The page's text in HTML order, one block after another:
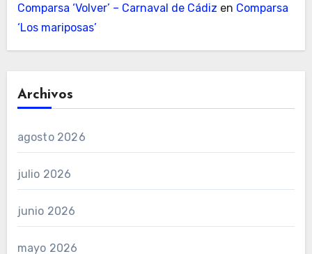
Comparsa ‘Volver’ – Carnaval de Cádiz en Comparsa
‘Los mariposas’
Archivos
agosto 2026
julio 2026
junio 2026
mayo 2026